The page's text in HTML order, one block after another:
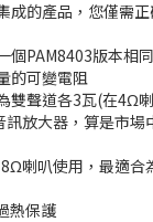
成的產品，您僅需
個PAM8403版本相
的可變電阻
雙聲道各3瓦(在4Ω
訊放大器，算是市場
喇叭使用，最適合
熱保護